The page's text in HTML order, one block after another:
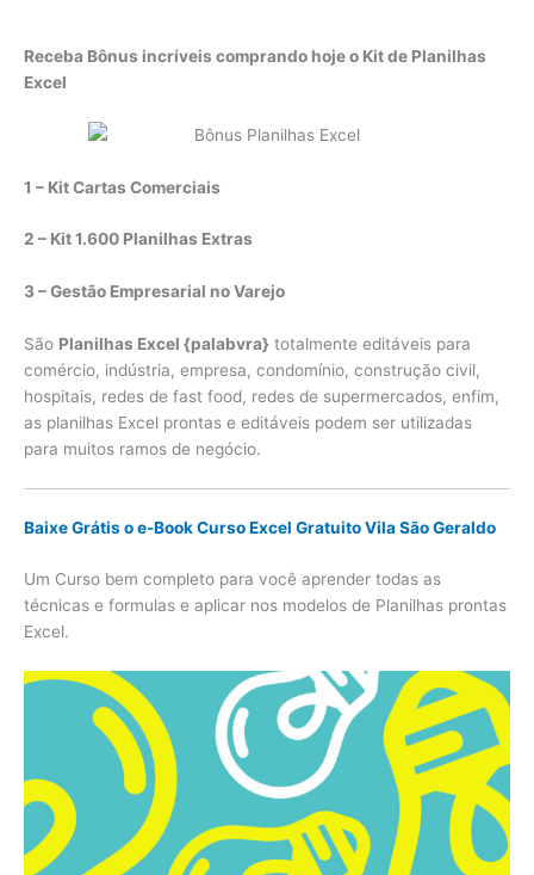
Receba Bônus incríveis comprando hoje o Kit de Planilhas
Excel
1 – Kit Cartas Comerciais
2 – Kit 1.600 Planilhas Extras
3 – Gestão Empresarial no Varejo
São Planilhas Excel {palabvra} totalmente editáveis para
comércio, indústria, empresa, condomínio, construção civil,
hospitais, redes de fast food, redes de supermercados, enfim,
as planilhas Excel prontas e editáveis podem ser utilizadas
para muitos ramos de negócio.
Baixe Grátis o e-Book Curso Excel Gratuito Vila São Geraldo
Um Curso bem completo para você aprender todas as
técnicas e formulas e aplicar nos modelos de Planilhas prontas
Excel.